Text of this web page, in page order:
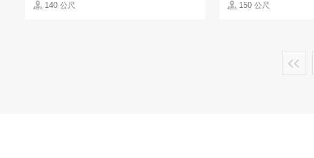
140 公尺 150 公尺